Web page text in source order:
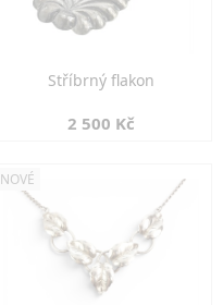
Stříbrný flakon
2 500 Kč
NOVÉ